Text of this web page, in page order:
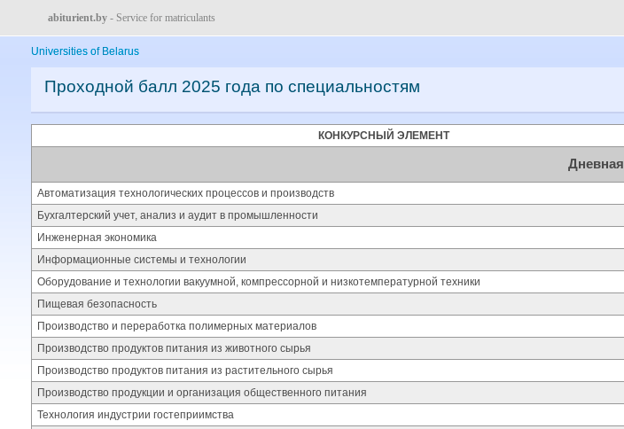
abiturient.by - Service for matriculants
Universities of Belarus
Проходной балл 2025 года по специальностям
КОНКУРСНЫЙ ЭЛЕМЕНТ
Дневная
Автоматизация технологических процессов и производств
Бухгалтерский учет, анализ и аудит в промышленности
Инженерная экономика
Информационные системы и технологии
Оборудование и технологии вакуумной, компрессорной и низкотемпературной техники
Пищевая безопасность
Производство и переработка полимерных материалов
Производство продуктов питания из животного сырья
Производство продуктов питания из растительного сырья
Производство продукции и организация общественного питания
Технология индустрии гостеприимства